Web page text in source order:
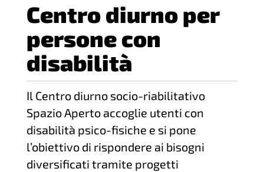
Centro diurno per
persone con
disabilità
Il Centro diurno socio-riabilitativo
Spazio Aperto accoglie utenti con
disabilità psico-fisiche e si pone
l’obiettivo di rispondere ai bisogni
diversificati tramite progetti